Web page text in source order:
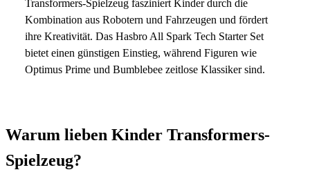
Transformers-Spielzeug fasziniert Kinder durch die
Kombination aus Robotern und Fahrzeugen und fördert
ihre Kreativität. Das Hasbro All Spark Tech Starter Set
bietet einen günstigen Einstieg, während Figuren wie
Optimus Prime und Bumblebee zeitlose Klassiker sind.
Warum lieben Kinder Transformers-
Spielzeug?